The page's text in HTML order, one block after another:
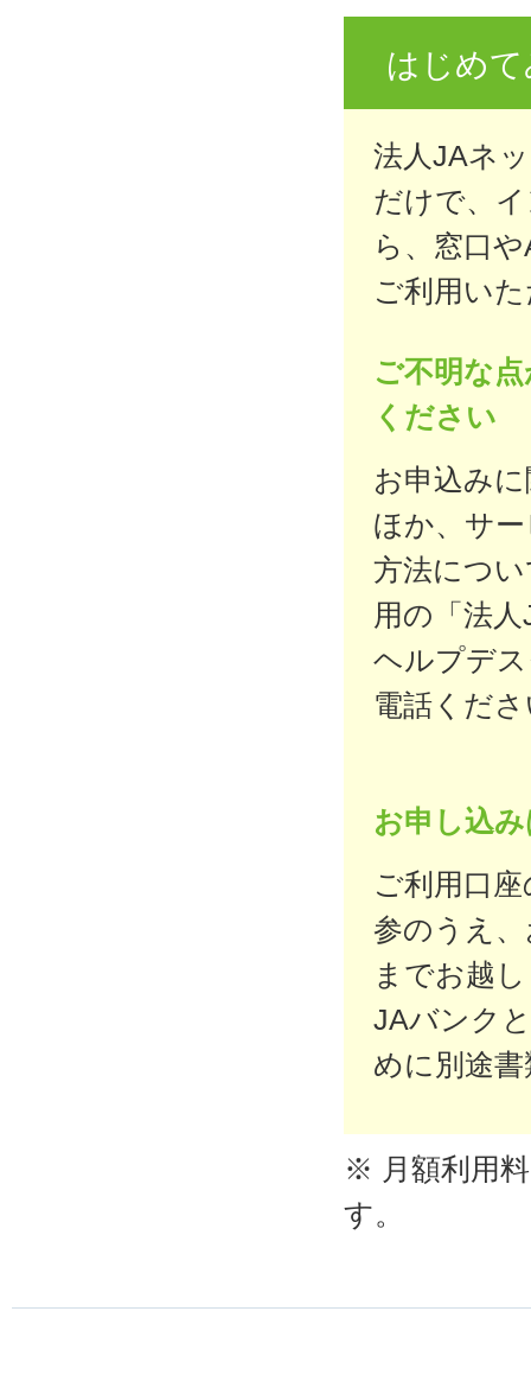
はじめ
法人JAネ
だけで、
ら、窓口
ご利用い
ご不明な
ください
お申込み
ほか、サ
方法につ
用の「法
ヘルプデ
電話くだ
お申し込
ご利用口
参のうえ
までお越
JAバンク
めに別途
※ 月額利用
す。